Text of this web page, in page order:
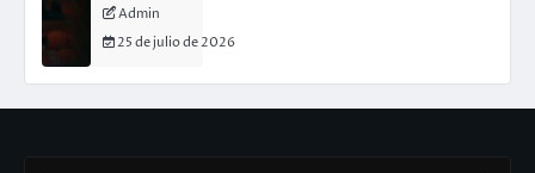
Admin
25 de julio de 2026